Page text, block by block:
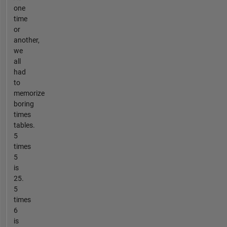
one
time
or
another,
we
all
had
to
memorize
boring
times
tables.
5
times
5
is
25.
5
times
6
is